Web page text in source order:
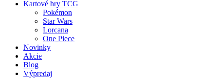
Kartové hry TCG
Pokémon
Star Wars
Lorcana
One Piece
Novinky
Akcie
Blog
Výpredaj